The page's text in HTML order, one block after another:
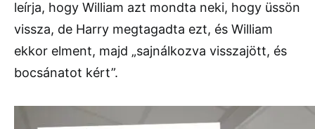
leírja, hogy William azt mondta neki, hogy üssön
vissza, de Harry megtagadta ezt, és William
ekkor elment, majd „sajnálkozva visszajött, és
bocsánatot kért”.